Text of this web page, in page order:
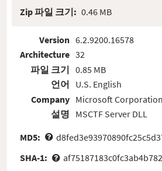
Zip 파일 크기: 0.46 MB
Version
Architecture
파일 크기
언어
Company
설명
6.2.9200.16578
32
0.85 MB
U.S. English
Microsoft Corporation
MSCTF Server DLL
MD5:
SHA-1: